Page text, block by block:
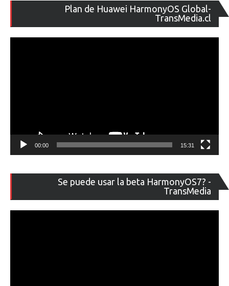
Plan de Huawei HarmonyOS Global-
TransMedia.cl
de
00:00 15:31
Se puede usar la beta HarmonyOS7? -
TransMedia
de